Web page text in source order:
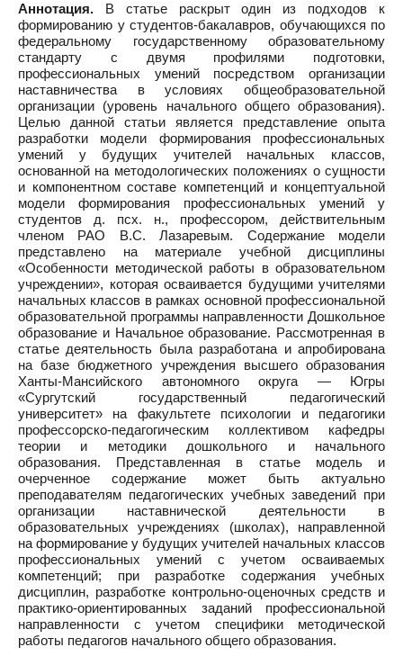
Аннотация. В статье раскрыт один из подходов к
формированию у студентов-бакалавров, обучающихся по
федеральному государственному образовательному
стандарту с двумя профилями подготовки,
профессиональных умений посредством организации
наставничества в условиях общеобразовательной
организации (уровень начального общего образования).
Целью данной статьи является представление опыта
разработки модели формирования профессиональных
умений у будущих учителей начальных классов,
основанной на методологических положениях о сущности
и компонентном составе компетенций и концептуальной
модели формирования профессиональных умений у
студентов д. псх. н., профессором, действительным
членом РАО В.С. Лазаревым. Содержание модели
представлено на материале учебной дисциплины
«Особенности методической работы в образовательном
учреждении», которая осваивается будущими учителями
начальных классов в рамках основной профессиональной
образовательной программы направленности Дошкольное
образование и Начальное образование. Рассмотренная в
статье деятельность была разработана и апробирована
на базе бюджетного учреждения высшего образования
Ханты-Мансийского автономного округа — Югры
«Сургутский государственный педагогический
университет» на факультете психологии и педагогики
профессорско-педагогическим коллективом кафедры
теории и методики дошкольного и начального
образования. Представленная в статье модель и
очерченное содержание может быть актуально
преподавателям педагогических учебных заведений при
организации наставнической деятельности в
образовательных учреждениях (школах), направленной
на формирование у будущих учителей начальных классов
профессиональных умений с учетом осваиваемых
компетенций; при разработке содержания учебных
дисциплин, разработке контрольно-оценочных средств и
практико-ориентированных заданий профессиональной
направленности с учетом специфики методической
работы педагогов начального общего образования.